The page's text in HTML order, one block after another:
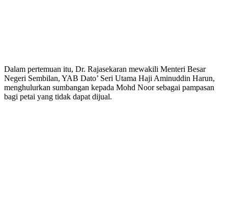
Dalam pertemuan itu, Dr. Rajasekaran mewakili Menteri Besar
Negeri Sembilan, YAB Dato’ Seri Utama Haji Aminuddin Harun,
menghulurkan sumbangan kepada Mohd Noor sebagai pampasan
bagi petai yang tidak dapat dijual.